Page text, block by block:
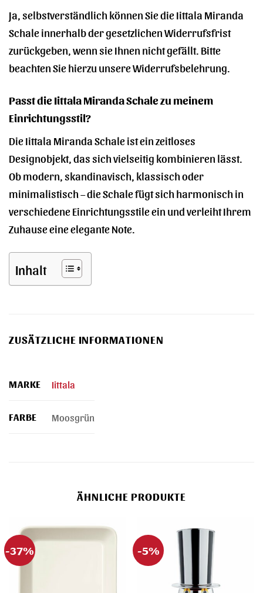
Ja, selbstverständlich können Sie die Iittala Miranda
Schale innerhalb der gesetzlichen Widerrufsfrist
zurückgeben, wenn sie Ihnen nicht gefällt. Bitte
beachten Sie hierzu unsere Widerrufsbelehrung.
Passt die Iittala Miranda Schale zu meinem
Einrichtungsstil?
Die Iittala Miranda Schale ist ein zeitloses
Designobjekt, das sich vielseitig kombinieren lässt.
Ob modern, skandinavisch, klassisch oder
minimalistisch – die Schale fügt sich harmonisch in
verschiedene Einrichtungsstile ein und verleiht Ihrem
Zuhause eine elegante Note.
Inhalt
ZUSÄTZLICHE INFORMATIONEN
MARKE Iittala
FARBE Moosgrün
ÄHNLICHE PRODUKTE
-37% -5%